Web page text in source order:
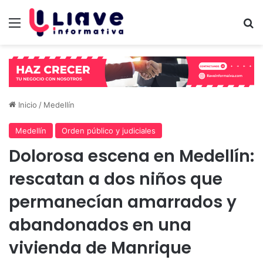
Menú
Inicio / Medellín
Medellín Orden público y judiciales
Dolorosa escena en Medellín:
rescatan a dos niños que
permanecían amarrados y
abandonados en una
vivienda de Manrique